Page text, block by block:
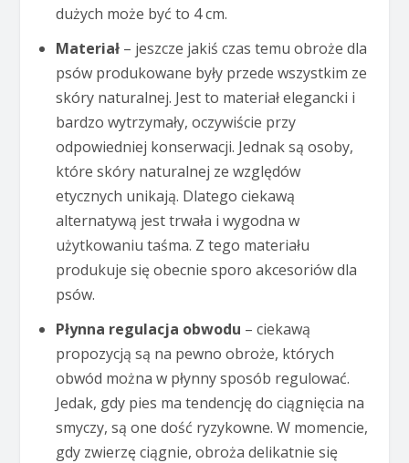
dużych może być to 4 cm.
Materiał– jeszcze jakiś czas temu obroże dla
psów produkowane były przede wszystkim ze
skóry naturalnej. Jest to materiał elegancki i
bardzo wytrzymały, oczywiście przy
odpowiedniej konserwacji. Jednak są osoby,
które skóry naturalnej ze względów
etycznych unikają. Dlatego ciekawą
alternatywą jest trwała i wygodna w
użytkowaniu taśma. Z tego materiału
produkuje się obecnie sporo akcesoriów dla
psów.
Płynna regulacja obwodu – ciekawą
propozycją są na pewno obroże, których
obwód można w płynny sposób regulować.
Jedak, gdy pies ma tendencję do ciągnięcia na
smyczy, są one dość ryzykowne. W momencie,
gdy zwierzę ciągnie, obroża delikatnie się